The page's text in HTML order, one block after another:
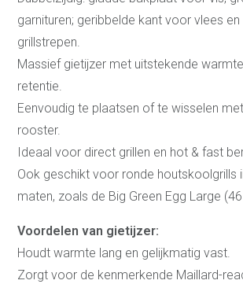
garnituren; geribbelde kant voor vlees
grillstrepen.
Massief gietijzer met uitstekende
retentie.
Eenvoudig te plaatsen of te wisselen
rooster.
Ideaal voor direct grillen en hot & fast
Ook geschikt voor ronde houtskoolgrills
maten, zoals de Big Green Egg Large
Voordelen van gietijzer:
Houdt warmte lang en gelijkmatig vast.
Zorgt voor de kenmerkende Maillard-